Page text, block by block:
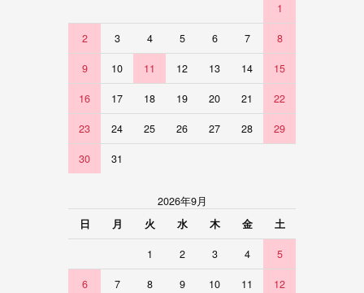
1
2 3 4 5 6 7 8
9 10 11 12 13 14 15
16 17 18 19 20 21 22
23 24 25 26 27 28 29
30 31
2026年9月
日
月 火 水 木 金 土
1 2 3 4 5
6 7 8 9 10 11 12